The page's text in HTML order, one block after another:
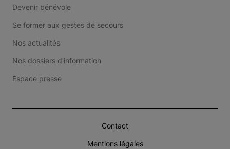
Devenir bénévole
Se former aux gestes de secours
Nos actualités
Nos dossiers d'information
Espace presse
Contact
Mentions légales